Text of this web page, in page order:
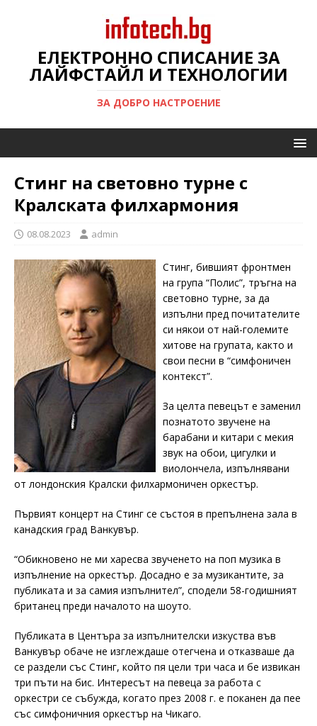
ЕЛЕКТРОННО СПИСАНИЕ ЗА
ЛАЙФСТАЙЛ И ТЕХНОЛОГИИ
ЗА ДОБРО НАСТРОЕНИЕ
Стинг на световно турне с
Кралската филхармония
08.08.2023 admin
Стинг, бившият фронтмен
на група “Полис”, тръгна на
световно турне, за да
изпълни пред почитателите
си някои от най-големите
хитове на групата, както и
свои песни в “симфоничен
контекст”.
За целта певецът е заменил
познатото звучене на
барабани и китари с мекия
звук на обои, цигулки и
виолончела, изпълнявани
от лондонския Кралски филхармоничен оркестър.
Първият концерт на Стинг се състоя в препълнена зала в
канадския град Ванкувър.
“Обикновено не ми харесва звученето на поп музика в
изпълнение на оркестър. Досадно е за музикантите, за
публиката и за самия изпълнител”, сподели 58-годишният
британец преди началото на шоуто.
Публиката в Центъра за изпълнителски изкуства във
Ванкувър обаче не изглеждаше отегчена и отказваше да
се раздели със Стинг, който пя цели три часа и бе извикан
три пъти на бис. Интересът на певеца за работа с
оркестри се събужда, когато през 2008 г. е поканен да пее
със симфоничния оркестър на Чикаго.